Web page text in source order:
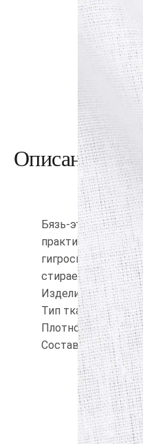
Описание
Бязь-это
практична,
стирается, долго
Изделия из бязи:
Тип ткани: Бязь,
Плотность: 120.
Состав: Хлопок